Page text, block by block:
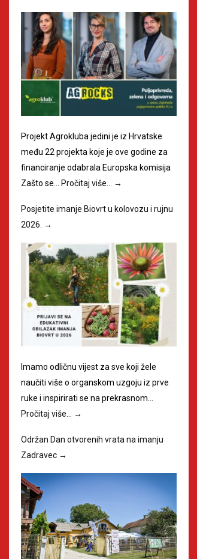
– 12.06.2026.
212.800 eura za stipendiranje
nove generacije obrtnika
Projekt Agrokluba jedini je iz Hrvatske
među 22 projekta koje je ove godine za
financiranje odabrala Europska komisija
Zašto se…
Pročitaj više… →
Posjetite imanje Biovrt u kolovozu i rujnu
2026. →
Imamo odličnu vijest za sve koji žele
naučiti više o organskom uzgoju iz prve
ruke i inspirirati se na prekrasnom…
Pročitaj više…
→
Održan Dan otvorenih vrata na imanju
Zadravec →